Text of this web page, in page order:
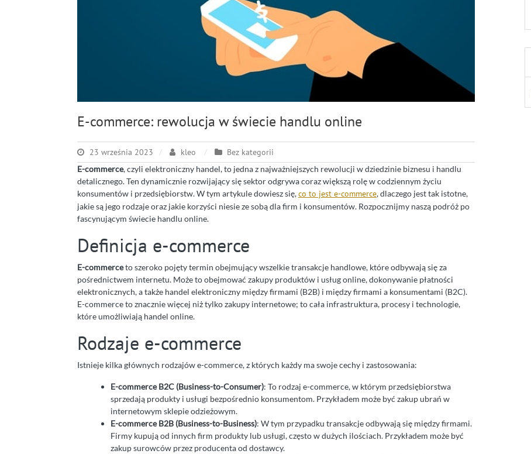
E-commerce: rewolucja w świecie handlu online
23 września 2023 kleo Bez kategorii
E-commerce, czyli elektroniczny handel, to jedna z najważniejszych rewolucji w dziedzinie biznesu i handlu
detalicznego. Ten dynamicznie rozwijający się sektor odgrywa coraz większą rolę w codziennym życiu
konsumentów i przedsiębiorstw. W tym artykule dowiesz się,co to jest e-commerce, dlaczego jest tak istotne,
jakie są jego rodzaje oraz jakie korzyści niesie ze sobą dla firm i konsumentów. Rozpocznijmy naszą podróż po
fascynującym świecie handlu online.
Definicja e-commerce
E-commerceto szeroko pojęty termin obejmujący wszelkie transakcje handlowe, które odbywają się za
pośrednictwem internetu. Może to obejmować zakupy produktów i usług online, dokonywanie płatności
elektronicznych, a także handel elektroniczny między firmami (B2B) i między firmami a konsumentami (B2C).
E-commerce to znacznie więcej niż tylko zakupy internetowe; to cała infrastruktura, procesy i technologie,
które umożliwiają handel online.
Rodzaje e-commerce
Istnieje kilka głównych rodzajów e-commerce, z których każdy ma swoje cechy i zastosowania:
E-commerce B2C (Business-to-Consumer): To rodzaj e-commerce, w którym przedsiębiorstwa
sprzedają produkty i usługi bezpośrednio konsumentom. Przykładem może być zakup ubrań w
internetowym sklepie odzieżowym.
E-commerce B2B (Business-to-Business): W tym przypadku transakcje odbywają się między firmami.
Firmy kupują od innych firm produkty lub usługi, często w dużych ilościach. Przykładem może być
zakup surowców przez producenta od dostawcy.